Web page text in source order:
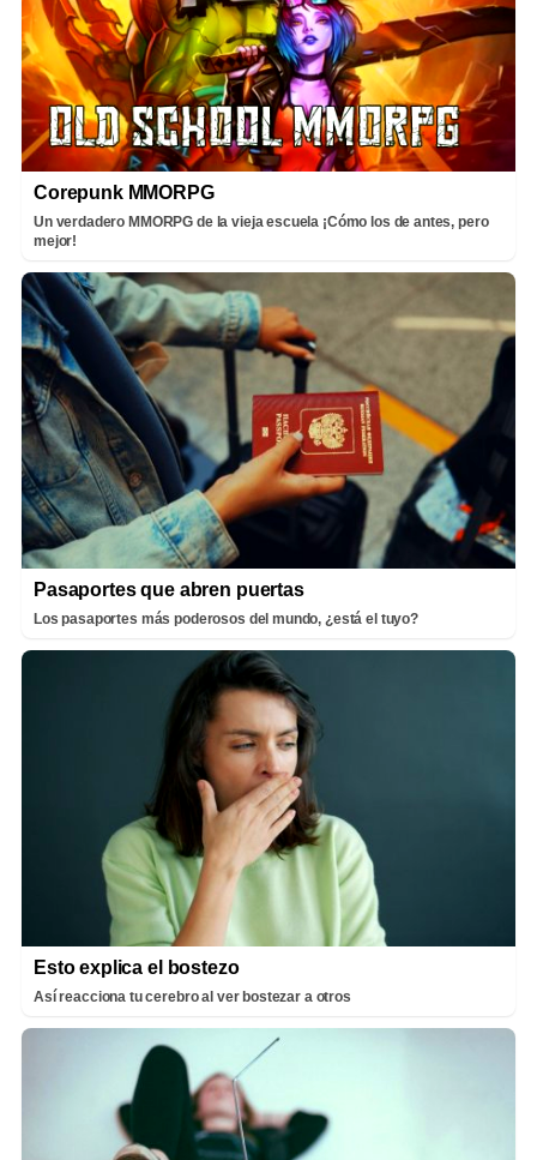
Corepunk MMORPG
Un verdadero MMORPG de la vieja escuela ¡Cómo los de antes, pero
mejor!
Pasaportes que abren puertas
Los pasaportes más poderosos del mundo, ¿está el tuyo?
Esto explica el bostezo
Así reacciona tu cerebro al ver bostezar a otros